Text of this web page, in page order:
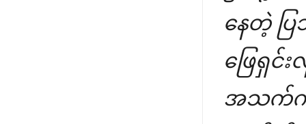
နေတဲ့ ပ
ဖြေရှင်
အသက်ကတ